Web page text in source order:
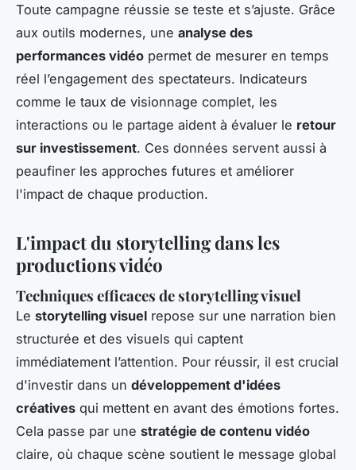
Toute campagne réussie se teste et s’ajuste. Grâce
aux outils modernes, une analyse des
performances vidéo permet de mesurer en temps
réel l’engagement des spectateurs. Indicateurs
comme le taux de visionnage complet, les
interactions ou le partage aident à évaluer le retour
sur investissement. Ces données servent aussi à
peaufiner les approches futures et améliorer
l'impact de chaque production.
L'impact du storytelling dans les
productions vidéo
Techniques efficaces de storytelling visuel
Le storytelling visuel repose sur une narration bien
structurée et des visuels qui captent
immédiatement l’attention. Pour réussir, il est crucial
d'investir dans un développement d'idées
créatives qui mettent en avant des émotions fortes.
Cela passe par une stratégie de contenu vidéo
claire, où chaque scène soutient le message global